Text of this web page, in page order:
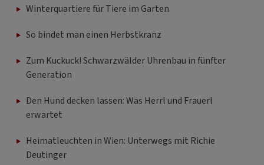
Winterquartiere für Tiere im Garten
So bindet man einen Herbstkranz
Zum Kuckuck! Schwarzwälder Uhrenbau in fünfter
Generation
Den Hund decken lassen: Was Herrl und Frauerl
erwartet
Heimatleuchten in Wien: Unterwegs mit Richie
Deutinger